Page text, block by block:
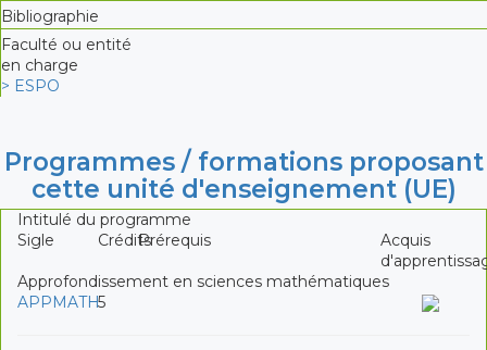
Bibliographie
Faculté ou entité
en charge
> ESPO
Programmes / formations proposant
cette unité d'enseignement (UE)
Intitulé du programme
Sigle
CréditsPrérequis
Acquis
Approfondissement en sciences mathématiques
APPMATH5